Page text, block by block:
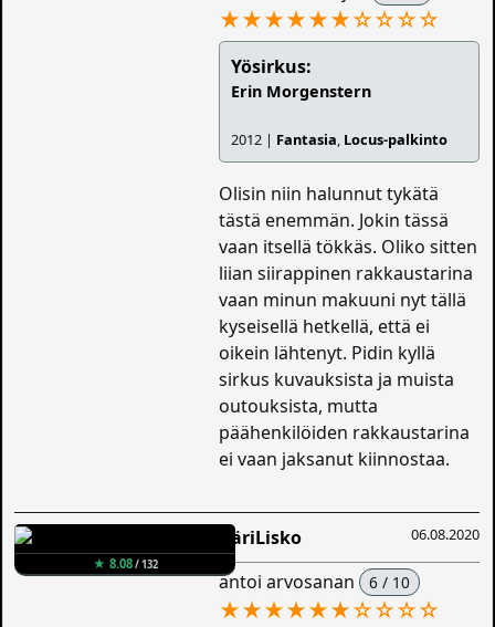
★★★★★★☆☆☆☆
Yösirkus:
Erin Morgenstern
2012 | Fantasia, Locus-palkinto
Olisin niin halunnut tykätä
tästä enemmän. Jokin tässä
vaan itsellä tökkäs. Oliko sitten
liian siirappinen rakkaustarina
vaan minun makuuni nyt tällä
kyseisellä hetkellä, että ei
oikein lähtenyt. Pidin kyllä
sirkus kuvauksista ja muista
outouksista, mutta
päähenkilöiden rakkaustarina
ei vaan jaksanut kiinnostaa.
★ 8.08/ 132
06.08.2020
ÄäriLisko
antoi arvosanan 6 / 10
★★★★★★☆☆☆☆